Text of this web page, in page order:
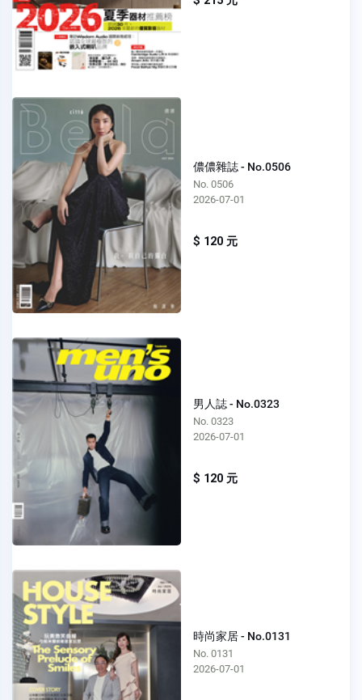
儂儂雜誌 - No.0506
No. 0506
2026-07-01
$ 120 元
男人誌 - No.0323
No. 0323
2026-07-01
$ 120 元
時尚家居 - No.0131
No. 0131
2026-07-01